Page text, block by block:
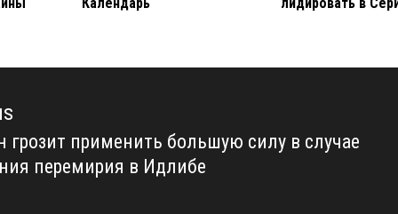
грозит применить большую силу в случае
перемирия в Идлибе